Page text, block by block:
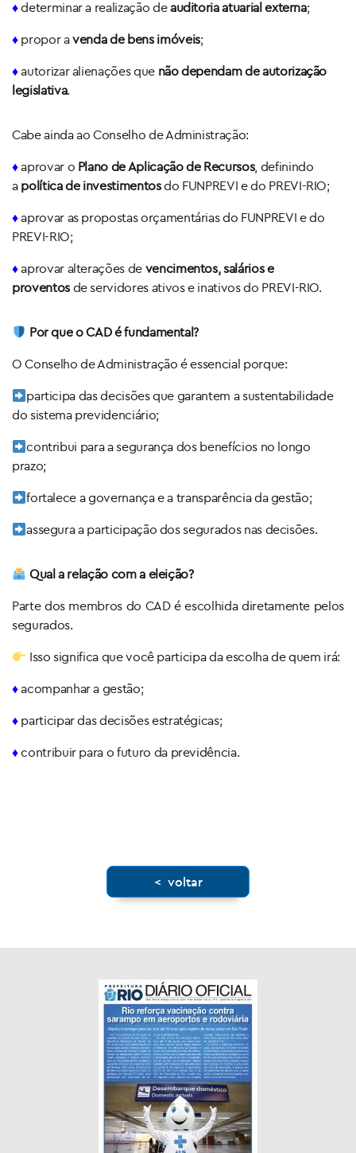
♦determinar a realização deauditoria atuarial externa;
♦propor avenda de bens imóveis;
♦autorizar alienações que não dependam de autorização
legislativa.
Cabe ainda ao Conselho de Administração:
♦aprovar o Plano de Aplicação de Recursos, definindo
a política de investimentosdo FUNPREVI e do PREVI-RIO;
♦aprovar as propostas orçamentárias do FUNPREVI e do
PREVI-RIO;
♦aprovar alterações de vencimentos, salários e
proventosde servidores ativos e inativos do PREVI-RIO.
Por que o CAD é fundamental?
O Conselho de Administração é essencial porque:
participa das decisões que garantem a sustentabilidade
do sistema previdenciário;
contribui para a segurança dos benefícios no longo
prazo;
fortalece a governança e a transparência da gestão;
assegura a participação dos segurados nas decisões.
Qual a relação com a eleição?
Parte dos membros do CAD é escolhida diretamente pelos
segurados.
Isso significa que você participa da escolha de quem irá:
♦acompanhar a gestão;
♦ participar das decisões estratégicas;
♦contribuir para o futuro da previdência.
< voltar